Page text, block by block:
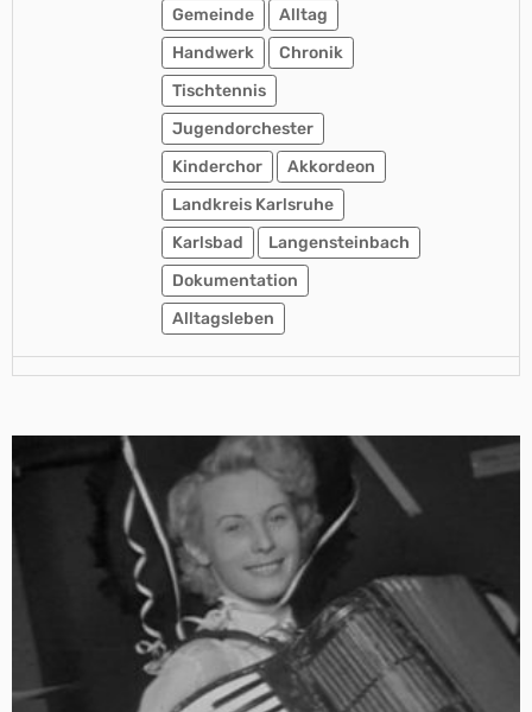
Gemeinde
Alltag
Handwerk
Chronik
Tischtennis
Jugendorchester
Kinderchor
Akkordeon
Landkreis Karlsruhe
Karlsbad
Langensteinbach
Dokumentation
Alltagsleben